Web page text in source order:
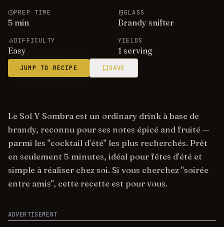
PREP TIME
5 min
GLASS
Brandy snifter
DIFFICULTY
Easy
YIELDS
1 serving
JUMP TO RECIPE SAVE
Le Sol Y Sombra est un ordinary drink à base de
brandy, reconnu pour ses notes épicé and fruité —
parmi les "cocktail d'été" les plus recherchés. Prêt
en seulement 5 minutes, idéal pour fêtes d'été et
simple à réaliser chez soi. Si vous cherchez "soirée
entre amis", cette recette est pour vous.
ADVERTISEMENT